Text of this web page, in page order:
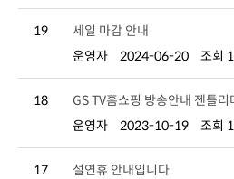
19
세일 마감 안내
운영자
2024-06-20 조회
18
GS TV홈쇼핑 방송안내 젠틀리
운영자
2023-10-19 조회
17
설연휴 안내입니다